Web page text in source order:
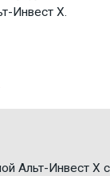
Инвест Х.
Альт-Инвест Х с